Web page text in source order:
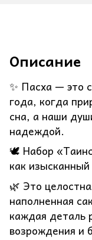
Описание
✨ Пасха — это
года, когда
сна, а наши
надеждой.
🕊️ Набор
как
🌿 Это
наполненная
каждая деталь
возрождения и